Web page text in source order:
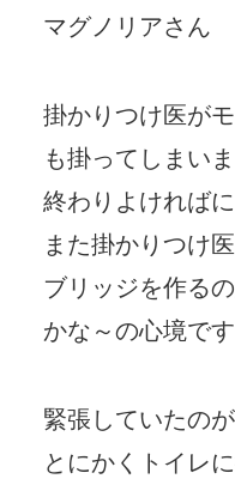
マグノリアさん
掛かりつけ医が
も掛ってしまいま
終わりよければ
また掛かりつけ
ブリッジを作る
かな～の心境です
緊張していたの
とにかくトイレ